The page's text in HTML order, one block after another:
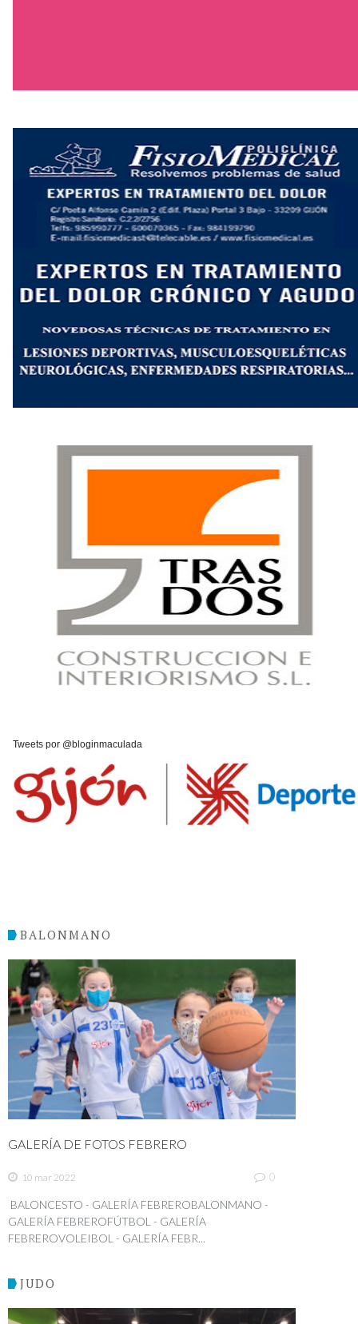
Tweets por @bloginmaculada
BALONMANO
GALERÍA DE FOTOS FEBRERO
10 mar 2022 0
BALONCESTO - GALERÍA FEBREROBALONMANO -
GALERÍA FEBREROFÚTBOL - GALERÍA
FEBREROVOLEIBOL - GALERÍA FEBR...
JUDO